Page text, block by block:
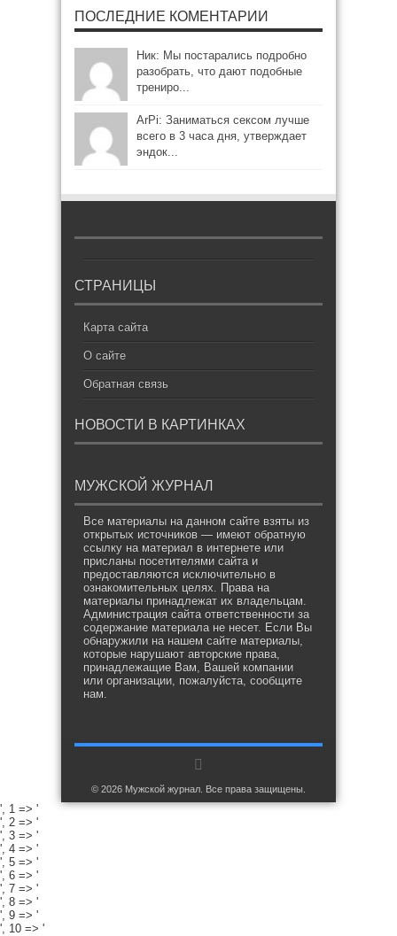
ПОСЛЕДНИЕ КОМЕНТАРИИ
Ник: Мы постарались подробно
разобрать, что дают подобные
трениро...
ArPi: Заниматься сексом лучше
всего в 3 часа дня, утверждает
эндок...
СТРАНИЦЫ
Карта сайта
О сайте
Обратная связь
НОВОСТИ В КАРТИНКАХ
МУЖСКОЙ ЖУРНАЛ
Все материалы на данном сайте взяты из
открытых источников — имеют обратную
ссылку на материал в интернете или
присланы посетителями сайта и
предоставляются исключительно в
ознакомительных целях. Права на
материалы принадлежат их владельцам.
Администрация сайта ответственности за
содержание материала не несет. Если Вы
обнаружили на нашем сайте материалы,
которые нарушают авторские права,
принадлежащие Вам, Вашей компании
или организации, пожалуйста, сообщите
нам.
© 2026 Мужской журнал. Все права защищены.
', 1 => '
', 2 => '
', 3 => '
', 4 => '
', 5 => '
', 6 => '
', 7 => '
', 8 => '
', 9 => '
', 10 => '